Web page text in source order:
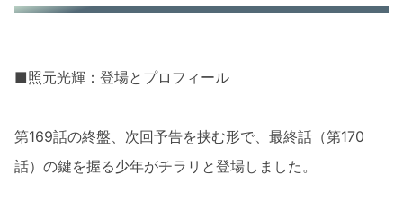
■照元光輝：登場とプロフィール
第169話の終盤、次回予告を挟む形で、最終話（第170
話）の鍵を握る少年がチラリと登場しました。